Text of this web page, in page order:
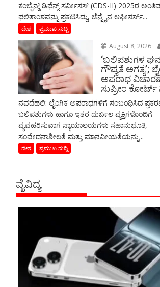
ಕಂಬೈನ್ಡ್ ಡಿಫೆನ್ಸ್ ಸರ್ವೀಸಸ್ (CDS-II) 2025ರ
ಫಲಿತಾಂಶವನ್ನು ಪ್ರಕಟಿಸಿದ್ದು, ಚೆನ್ನೈನ ಆಫೀಸರ್ಸ್...
ದೇಶ ಪ್ರಮುಖ ಸುದ್ದಿ
August 8, 2026
‘ಬಲಿಪಶುಗಳ
ಗೌಪ್ಯತೆ ಅಗತ್ಯ’;
ಅಪರಾಧ
ಸುಪ್ರೀಂ ಕೋರ್ಟ್
ನವದೆಹಲಿ: ಲೈಂಗಿಕ ಅಪರಾಧಗಳಿಗೆ ಸಂಬಂಧಿಸಿದ
ಬಲಿಪಶುಗಳು ಹಾಗೂ ಇತರ ದುರ್ಬಲ ವ್ಯಕ್ತಿಗಳೊಂದಿಗೆ
ವ್ಯವಹರಿಸುವಾಗ ನ್ಯಾಯಾಲಯಗಳು ಸಹಾನುಭೂತಿ,
ಸಂವೇದನಾಶೀಲತೆ ಮತ್ತು ಮಾನವೀಯತೆಯನ್ನು...
ದೇಶ ಪ್ರಮುಖ ಸುದ್ದಿ
ವೈವಿದ್ಯ